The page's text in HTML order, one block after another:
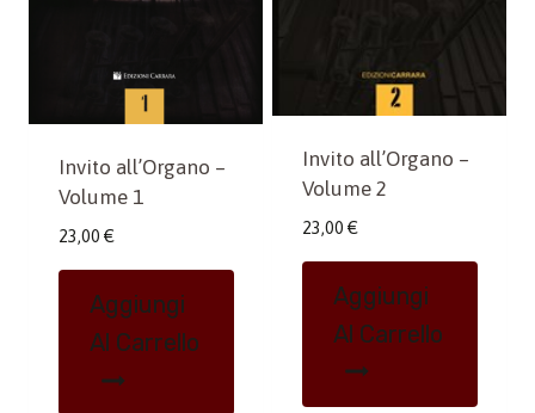
Invito all’Organo –
Volume 1
23,00 €
Aggiungi
Al Carrello
Invito all’Organo –
Volume 2
23,00 €
Aggiungi
Al Carrello